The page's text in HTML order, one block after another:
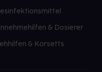
& Dosierer
& Korsetts